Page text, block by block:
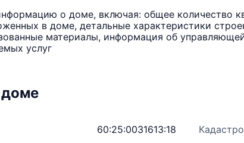
о доме, включая: общее количество
в доме, детальные характеристики
материалы, информация об
услуг
60:25:0031613:18